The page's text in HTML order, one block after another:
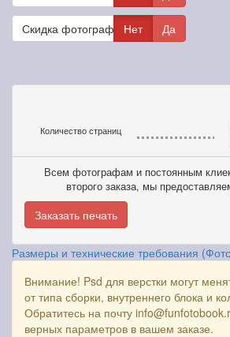
Скидка фотографамНет Да
Количество страниц
Всем фотографам и постоянным
второго заказа, мы
Заказать печать
Размеры и технические требования
Внимание! Psd для верстки могут
от типа сборки, внутреннего блока и
Обратитесь на почту
верных параметров в вашем заказе.